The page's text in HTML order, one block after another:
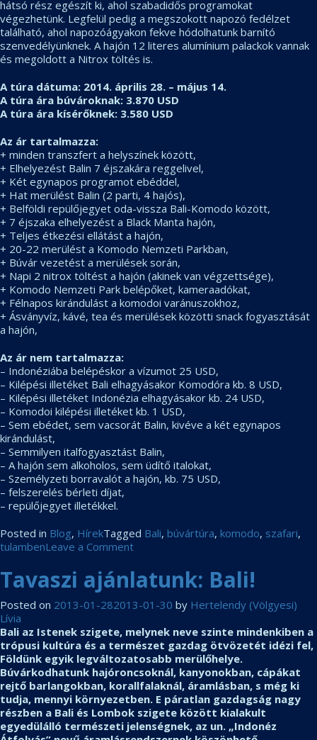
hátsó rész egészít ki, ahol szabadidős programokat
végezhetünk. Legfelül pedig a megszokott napozó fedélzet
található, ahol napozóágyakon fekve hódolhatunk barnító
szenvedélyünknek. A hajón 12 literes alumínium palackok vannak
és megoldott a Nitrox töltés is.
A túra dátuma: 2014. április 28. – május 14.
A túra ára búvároknak: 3.870 USD
A túra ára kísérőknek: 3.580 USD
Az ár tartalmazza:
+ minden transzfert a helyszínek között,
+ Elhelyezést Balin 7 éjszakára reggelivel,
+ Két egynapos programot ebéddel,
+ Hat merülést Balin (2 parti, 4 hajós),
+ Belföldi repülőjegyet oda-vissza Bali-Komodo között,
+ 7 éjszaka elhelyezést a Black Manta hajón,
+ Teljes étkezési ellátást a hajón,
+ 20-22 merülést a Komodo Nemzeti Parkban,
+ Búvár vezetést a merülések során,
+ Napi 2 nitrox töltést a hajón (akinek van végzettsége),
+ Komodo Nemzeti Park belépőket, kameraadókat,
+ Félnapos kirándulást a komodoi varánuszokhoz,
+ Ásványvíz, kávé, tea és merülések közötti snack fogyasztását
a hajón,
Az ár nem tartalmazza:
– Indonéziába belépéskor a vízumot 25 USD,
– Kilépési illetéket Bali elhagyásakor Komodóra kb. 8 USD,
– Kilépési illetéket Indonézia elhagyásakor kb. 24 USD,
– Komodoi kilépési illetéket kb. 1 USD,
– Sem ebédet, sem vacsorát Balin, kivéve a két egynapos
kirándulást,
– Semmilyen italfogyasztást Balin,
– A hajón sem alkoholos, sem üdítő italokat,
– Személyzeti borravalót a hajón, kb. 75 USD,
– felszerelés bérleti díjat,
– repülőjegyet illetékkel.
Posted in Blog, HírekTagged Bali, búvártúra, komodo, szafari,
tulambenLeave a Commenton
–
Bali
búvártúra
áprilisban
Tavaszi ajánlatunk: Bali!
Posted on 2013-01-282013-01-30 by Hertelendy (Völgyesi)
Lívia
Bali az Istenek szigete, melynek neve szinte mindenkiben a
trópusi kultúra és a természet gazdag ötvözetét idézi fel,
Földünk egyik legváltozatosabb merülőhelye.
Búvárkodhatunk hajóroncsoknál, kanyonokban, cápákat
rejtő barlangokban, korallfalaknál, áramlásban, s még ki
tudja, mennyi környezetben. E páratlan gazdagság nagy
részben a Bali és Lombok szigete között kialakult
egyedülálló természeti jelenségnek, az un. „Indonéz